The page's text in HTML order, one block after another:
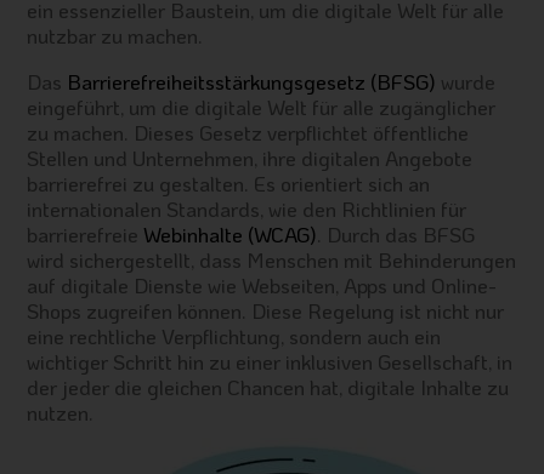
ein essenzieller Baustein, um die digitale Welt für alle
nutzbar zu machen.
Das Barrierefreiheitsstärkungsgesetz (BFSG) wurde
eingeführt, um die digitale Welt für alle zugänglicher
zu machen. Dieses Gesetz verpflichtet öffentliche
Stellen und Unternehmen, ihre digitalen Angebote
barrierefrei zu gestalten. Es orientiert sich an
internationalen Standards, wie den Richtlinien für
barrierefreie Webinhalte (WCAG) . Durch das BFSG
wird sichergestellt, dass Menschen mit Behinderungen
auf digitale Dienste wie Webseiten, Apps und Online-
Shops zugreifen können. Diese Regelung ist nicht nur
eine rechtliche Verpflichtung, sondern auch ein
wichtiger Schritt hin zu einer inklusiven Gesellschaft, in
der jeder die gleichen Chancen hat, digitale Inhalte zu
nutzen.